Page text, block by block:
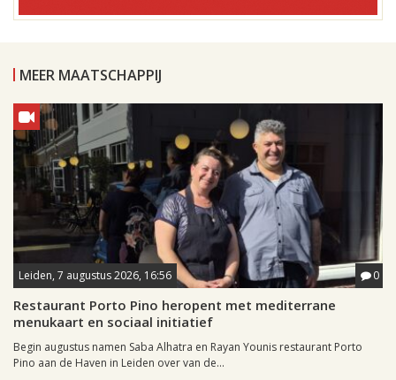
MEER MAATSCHAPPIJ
Leiden, 7 augustus 2026, 16:56 0
Restaurant Porto Pino heropent met mediterrane
menukaart en sociaal initiatief
Begin augustus namen Saba Alhatra en Rayan Younis restaurant Porto
Pino aan de Haven in Leiden over van de...